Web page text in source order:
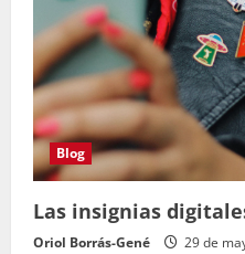
MOOCs
Blog
Las insignias
Oriol Borrás-Gené 29 de